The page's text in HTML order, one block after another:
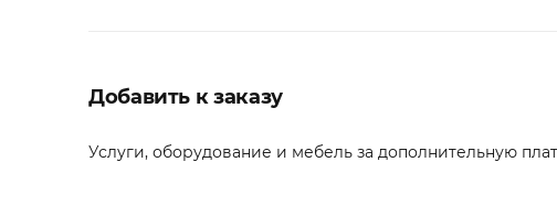
Добавить к заказу
Услуги, оборудование и мебель за дополнительную